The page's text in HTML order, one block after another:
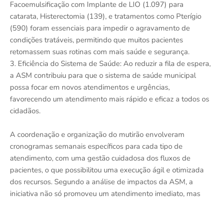
Facoemulsificação com Implante de LIO (1.097) para
catarata, Histerectomia (139), e tratamentos como Pterígio
(590) foram essenciais para impedir o agravamento de
condições tratáveis, permitindo que muitos pacientes
retomassem suas rotinas com mais saúde e segurança.
3. Eficiência do Sistema de Saúde: Ao reduzir a fila de espera,
a ASM contribuiu para que o sistema de saúde municipal
possa focar em novos atendimentos e urgências,
favorecendo um atendimento mais rápido e eficaz a todos os
cidadãos.
A coordenação e organização do mutirão envolveram
cronogramas semanais específicos para cada tipo de
atendimento, com uma gestão cuidadosa dos fluxos de
pacientes, o que possibilitou uma execução ágil e otimizada
dos recursos. Segundo a análise de impactos da ASM, a
iniciativa não só promoveu um atendimento imediato, mas